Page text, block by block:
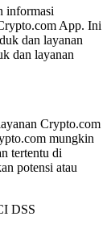
informasi
App. Ini
dan layanan
dan layanan
Crypto.com
mungkin
tertentu di
potensi atau